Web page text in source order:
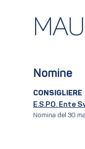
Nomine
CONSIGLIERE
E.S.PO. Ente
Nomina del 30